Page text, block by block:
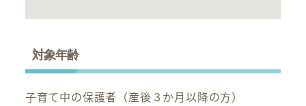
対象年齢
子育て中の保護者（産後３か月以降の方）